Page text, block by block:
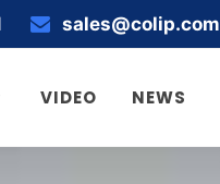
sales@colip.com
VIDEO NEWS